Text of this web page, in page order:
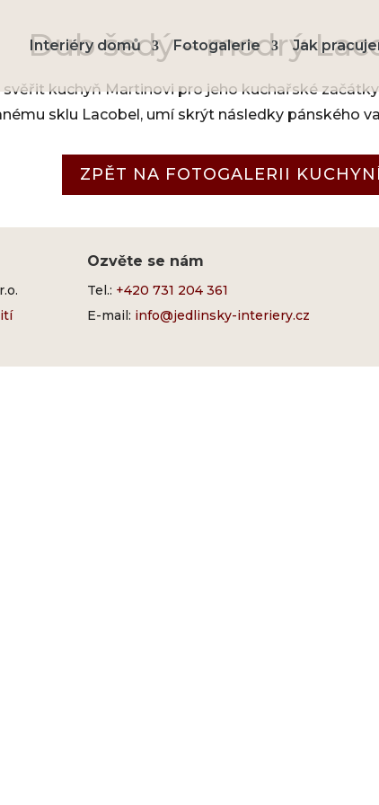
Interiéry domů Fotogalerie Jak
Dub šedý – modrý
kuchyň Martinovi pro jeho kuchařské
sklu Lacobel, umí skrýt následky pánského
ZPĚT NA FOTOGALERII KUCHYNÍ
Ozvěte se nám
Tel.: +420 731 204 361
E-mail: info@jedlinsky-interiery.cz